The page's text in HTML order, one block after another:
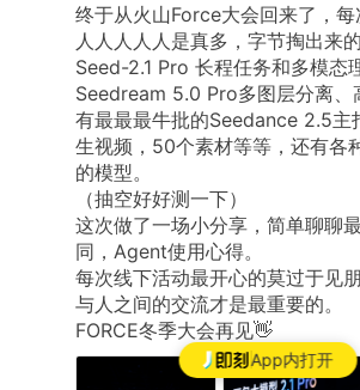
App内打开
终于从火山Force大会回来了，每
人人人人人是真多，字节掏出来
Seed-2.1 Pro 长程任务和多模态
Seedream 5.0 Pro多图层分离、
有最最最牛批的Seedance 2.5主
生视频，50个素材等等，还有各
的模型。
（抽空好好测一下）
这次做了一场小分享，简单聊聊
同，Agent使用心得。
每次线下活动最开心的莫过于见
与人之间的交流才是最重要的。
FORCE冬季大会再见👋